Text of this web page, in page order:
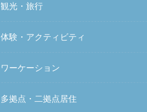
観光・旅行
体験・アクティビティ
ワーケーション
多拠点・二拠点居住